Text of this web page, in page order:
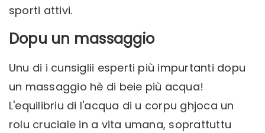
sporti attivi.
Dopu un massaggio
Unu di i cunsiglii esperti più impurtanti dopu
un massaggio hè di beie più acqua!
L'equilibriu di l'acqua di u corpu ghjoca un
rolu cruciale in a vita umana, soprattuttu